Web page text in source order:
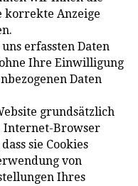
korrekte Anzeige
erfassten Daten
Ihre Einwilligung
Daten
grundsätzlich
Internet-Browser
sie Cookies
von
Ihres